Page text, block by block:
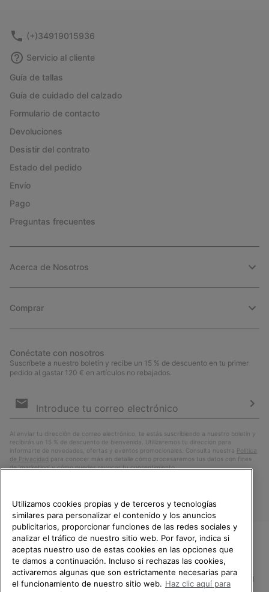
(+)34919015936
Servicio al cliente
Guía de tallas
Guía de cuidado del calzado
Formulario de contacto
Devoluciones
Desistir del contrato
Estado del pedido
Envío
Pago
Preguntas frecuentes
Acerca de Nosotros
Comprar
Conéctate con nosotros
Suscríbete a nuestro boletín y recibe un 15 % de descuento en tu primer
pedido al gastar 120 € en artículos no rebajados.
de
Al enviar tu dirección de correo electrónico, te estás suscribiendo a nuestro boletín y
recibirás un 15 % de descuento de bienvenida. Utilizaremos tu dirección para
informarte de novedades, ofertas y eventos promocionales. Consulta nuestra
Política
de Privacidad para conocer más en detalle cómo procesaremos tus datos con fines
de ’marketing’ y cómo puedes revocar tu consentimiento.
España
TE DAMOS LA BIENVENIDA A
SOREL.
POR FAVOR, SELECCIONA TU
Utilizamos cookies propias y de terceros y tecnologías
similares para personalizar el contenido y los anuncios
publicitarios, proporcionar funciones de las redes sociales y
analizar el tráfico de nuestro sitio web. Por favor, indica si
aceptas nuestro uso de estas cookies en las opciones que
te damos a continuación. Incluso si rechazas las cookies,
activaremos algunas que son estrictamente necesarias para
el funcionamiento de nuestro sitio web. Haz clic aquí para